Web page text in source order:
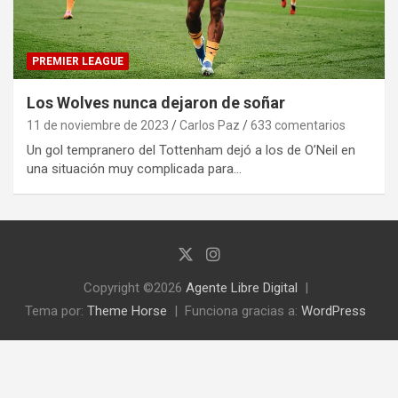
PREMIER LEAGUE
Los Wolves nunca dejaron de soñar
11 de noviembre de 2023 Carlos Paz 633 comentarios
Un gol tempranero del Tottenham dejó a los de O’Neil en
una situación muy complicada para…
Copyright ©2026 Agente Libre Digital
Tema por: Theme Horse Funciona gracias a: WordPress